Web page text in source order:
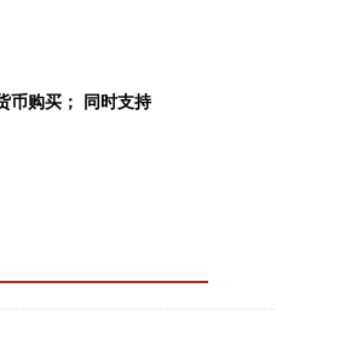
币购买； 同时支持